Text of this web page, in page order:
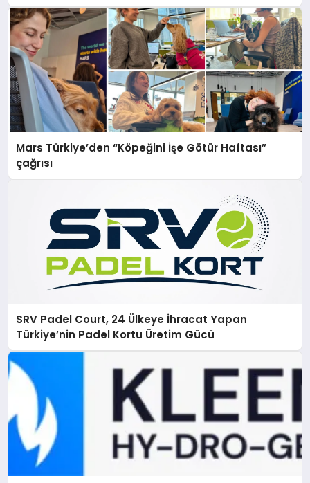
Mars Türkiye’den “Köpeğini İşe Götür Haftası”
çağrısı
SRV Padel Court, 24 Ülkeye İhracat Yapan
Türkiye’nin Padel Kortu Üretim Gücü